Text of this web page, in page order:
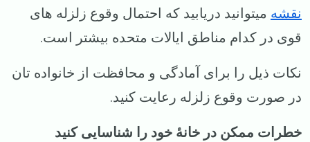
نقشه میتوانید دریابید که احتمال وقوع زلزله‌ های
قوی در کدام مناطق ایالات متحده بیشتر است.
نکات ذیل را برای آمادگی و محافظت از خانواده تان
در صورت وقوع زلزله رعایت کنید.
خطرات ممکن در خانهٔ خود را شناسایی کنید